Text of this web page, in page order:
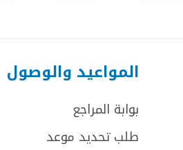
المواعيد والوصول
بوابة المراجع
طلب تحديد موعد